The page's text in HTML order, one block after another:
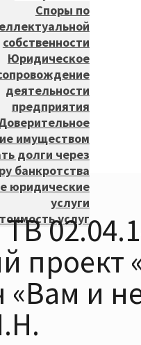
Споры по
собственности
Юридическое
деятельности
предприятия
имуществом
долги через
банкротства
юридические
услуги
услуг
проект
и